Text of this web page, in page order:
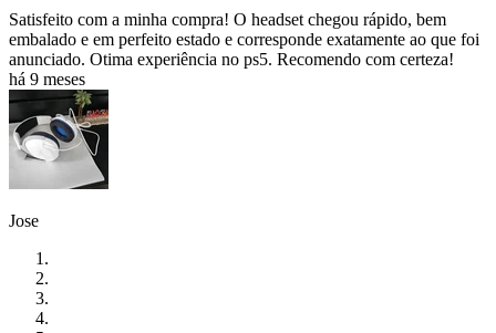
Satisfeito com a minha compra! O headset chegou rápido, bem
embalado e em perfeito estado e corresponde exatamente ao que foi
anunciado. Otima experiência no ps5. Recomendo com certeza!
há 9 meses
Jose